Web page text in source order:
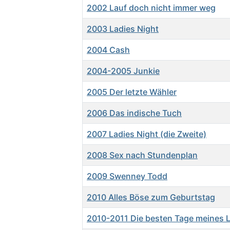
2002 Lauf doch nicht immer weg
2003 Ladies Night
2004 Cash
2004-2005 Junkie
2005 Der letzte Wähler
2006 Das indische Tuch
2007 Ladies Night (die Zweite)
2008 Sex nach Stundenplan
2009 Swenney Todd
2010 Alles Böse zum Geburtstag
2010-2011 Die besten Tage meines